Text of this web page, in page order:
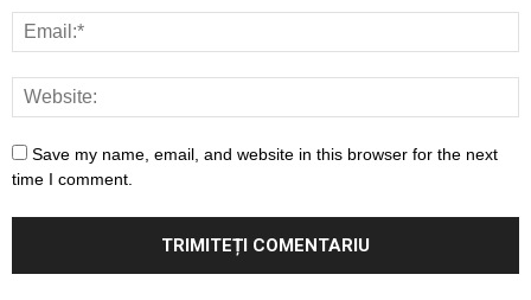
Save my name, email, and website in this browser for the next
time I comment.